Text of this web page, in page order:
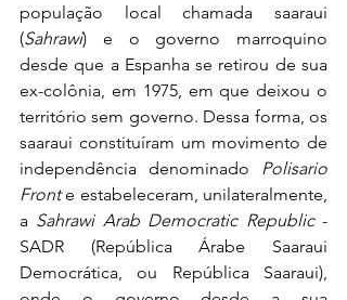
população local chamada saaraui
(Sahrawi) e o governo marroquino
desde que a Espanha se retirou de sua
ex-colônia, em 1975, em que deixou o
território sem governo. Dessa forma, os
saaraui constituíram um movimento de
independência denominado
Polisario
Front e estabeleceram, unilateralmente,
a Sahrawi Arab Democratic Republic -
SADR (República Árabe Saaraui
Democrática, ou República Saaraui),